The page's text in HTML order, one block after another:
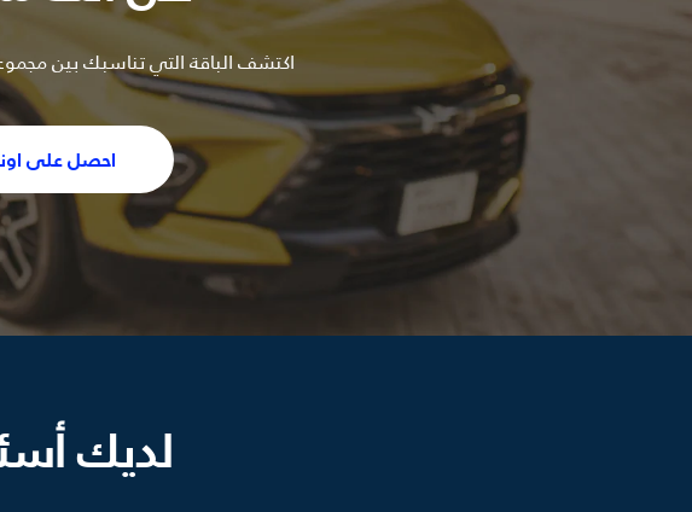
اكتشف الباقة التي تناسبك بين
احصل على
لديك